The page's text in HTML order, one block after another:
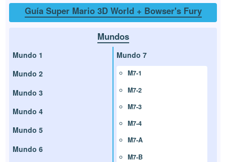
Guía Super Mario 3D World + Bowser's Fury
Mundos
Mundo 1
Mundo 2
Mundo 3
Mundo 4
Mundo 5
Mundo 6
Mundo 7
M7-1
M7-2
M7-3
M7-4
M7-A
M7-B